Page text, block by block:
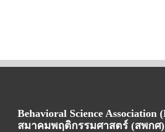
Behavioral Science Association
สมาคมพฤติกรรมศาสตร์ (สพกศ)